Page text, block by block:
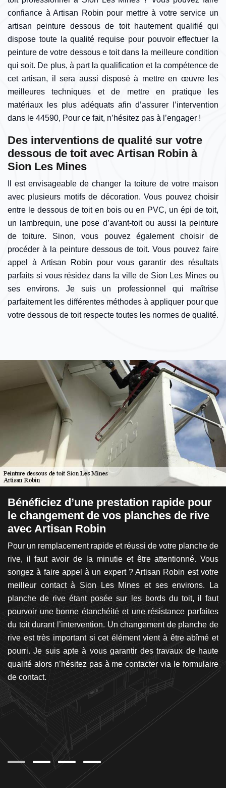
confiance à Artisan Robin pour mettre à votre service un
artisan peinture dessous de toit hautement qualifié qui
dispose toute la qualité requise pour pouvoir effectuer la
peinture de votre dessous e toit dans la meilleure condition
qui soit. De plus, à part la qualification et la compétence de
cet artisan, il sera aussi disposé à mettre en œuvre les
meilleures techniques et de mettre en pratique les
matériaux les plus adéquats afin d’assurer l’intervention
dans le 44590, Pour ce fait, n’hésitez pas à l’engager !
Des interventions de qualité sur votre
dessous de toit avec Artisan Robin à
Sion Les Mines
Il est envisageable de changer la toiture de votre maison
avec plusieurs motifs de décoration. Vous pouvez choisir
entre le dessous de toit en bois ou en PVC, un épi de toit,
un lambrequin, une pose d’avant-toit ou aussi la peinture
de toiture. Sinon, vous pouvez également choisir de
procéder à la peinture dessous de toit. Vous pouvez faire
appel à Artisan Robin pour vous garantir des résultats
parfaits si vous résidez dans la ville de Sion Les Mines ou
ses environs. Je suis un professionnel qui maîtrise
parfaitement les différentes méthodes à appliquer pour que
votre dessous de toit respecte toutes les normes de qualité.
Bénéficiez d’une prestation rapide pour
le changement de vos planches de rive
avec Artisan Robin
Pour un remplacement rapide et réussi de votre planche de
rive, il faut avoir de la minutie et être attentionné. Vous
songez à faire appel à un expert ? Artisan Robin est votre
meilleur contact à Sion Les Mines et ses environs. La
planche de rive étant posée sur les bords du toit, il faut
pourvoir une bonne étanchéité et une résistance parfaites
du toit durant l’intervention. Un changement de planche de
rive est très important si cet élément vient à être abîmé et
pourri. Je suis apte à vous garantir des travaux de haute
qualité alors n’hésitez pas à me contacter via le formulaire
de contact.